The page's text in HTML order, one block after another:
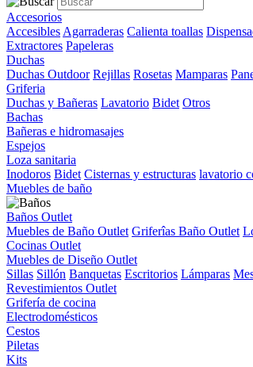
Accesorios
Accesibles Agarraderas Calienta toallas
Extractores Papeleras
Duchas
Duchas Outdoor Rejillas Rosetas Mamparas
Griferia
Duchas y Bañeras Lavatorio Bidet Otros
Bachas
Bañeras e hidromasajes
Espejos
Loza sanitaria
Inodoros Bidet Cisternas y estructuras lavatorio
Muebles de baño
Baños Outlet
Muebles de Baño Outlet Griferîas Baño Outlet
Cocinas Outlet
Muebles de Diseño Outlet
Sillas Sillón Banquetas Escritorios Lámparas
Revestimientos Outlet
Grifería de cocina
Electrodomésticos
Cestos
Piletas
Kits